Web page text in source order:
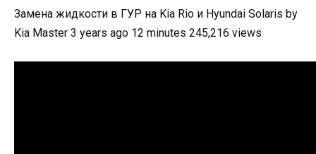
Замена жидкости в ГУР на Kia Rio и Hyundai Solaris by
Kia Master 3 years ago 12 minutes 245,216 views